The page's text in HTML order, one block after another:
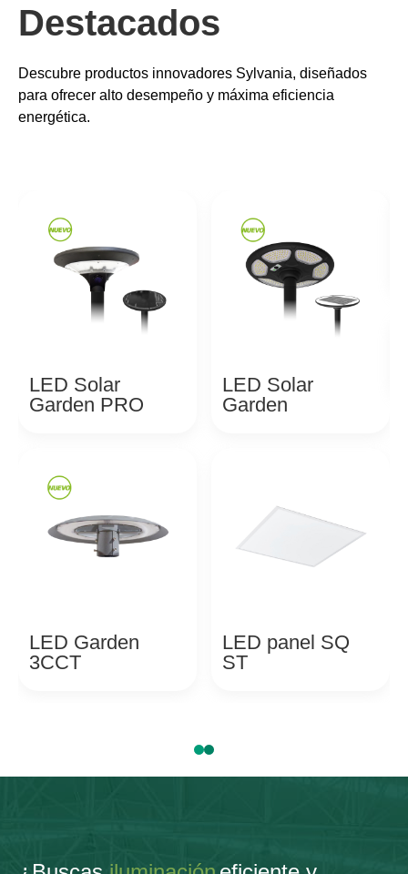
Destacados
Descubre productos innovadores Sylvania, diseñados
para ofrecer alto desempeño y máxima eficiencia
energética.
LED Solar
Garden PRO
LED Solar
Garden
LED Garden
3CCT
LED panel SQ
ST